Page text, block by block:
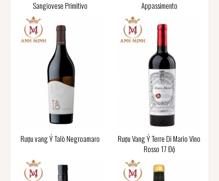
Sangiovese Primitivo
Appassimento
Rượu vang Ý Talò Negroamaro
Rượu Vang Ý Terre Di Mario Vino
Rosso 17 Độ